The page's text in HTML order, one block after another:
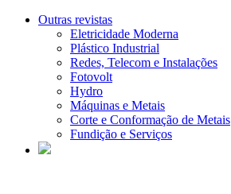
Outras revistas
Eletricidade Moderna
Plástico Industrial
Redes, Telecom e Instalações
Fotovolt
Hydro
Máquinas e Metais
Corte e Conformação de Metais
Fundição e Serviços